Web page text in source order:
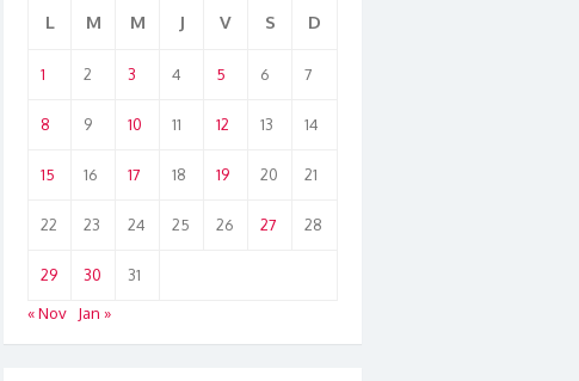
L M M J V S D
1 2 3 4 5 6 7
8 9 10 11 12 13 14
15 16 17 18 19 20 21
22 23 24 25 26 27 28
29 30
31
« Nov
Jan »